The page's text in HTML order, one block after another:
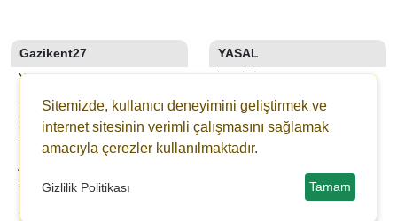
Gazikent27
YAZARLAR
SON DAKİKA
GALERİLER
WEBTV
ANKETLER
WİKİ
ŞEHİR REHBERİ
YASAL
İLETIŞIM
KÜNYE
YAYIN İLKELERI
KURALLAR
KULLANICI SÖZLEŞMESI
Sitemizde, kullanıcı deneyimini geliştirmek ve
internet sitesinin verimli çalışmasını sağlamak
amacıyla çerezler kullanılmaktadır.
Gizlilik Politikası Tamam